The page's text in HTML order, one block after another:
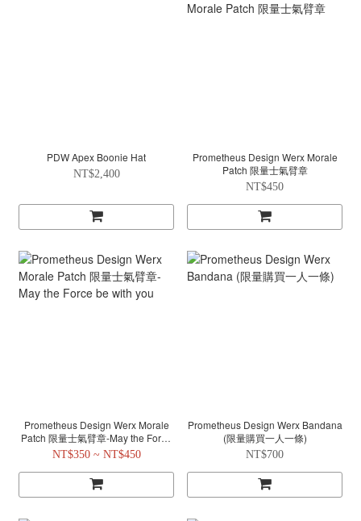
PDW Apex Boonie Hat
NT$2,400
Prometheus Design Werx Morale
Patch 限量士氣臂章
NT$450
Prometheus Design Werx Morale
Patch 限量士氣臂章-May the Force
be with you
NT$350 ~ NT$450
Prometheus Design Werx Bandana
(限量購買一人一條)
NT$700